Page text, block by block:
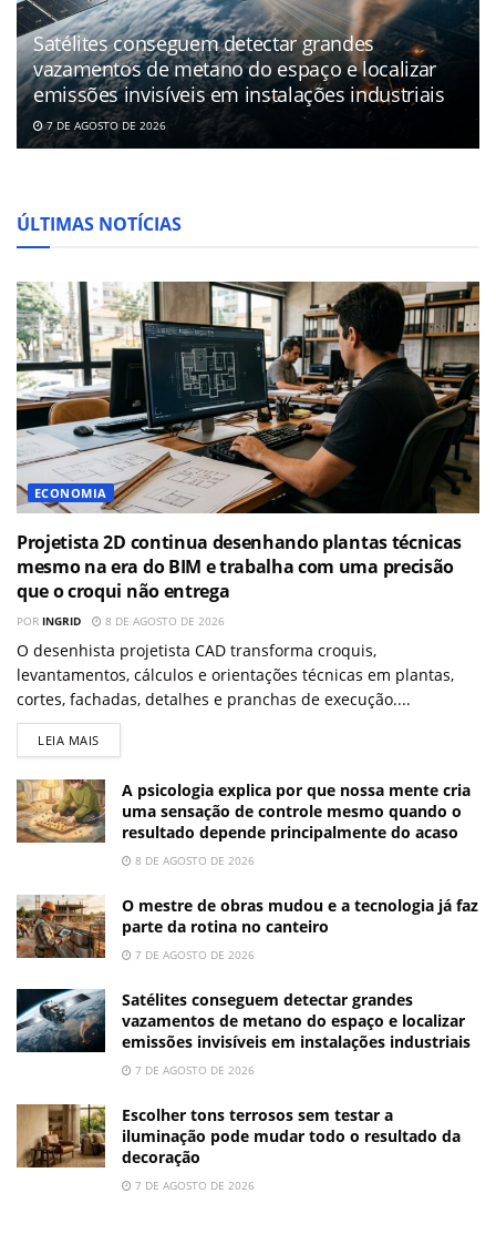
Satélites conseguem detectar grandes
vazamentos de metano do espaço e localizar
emissões invisíveis em instalações industriais
7 DE AGOSTO DE 2026
ÚLTIMAS NOTÍCIAS
ECONOMIA
Projetista 2D continua desenhando plantas técnicas
mesmo na era do BIM e trabalha com uma precisão
que o croqui não entrega
POR INGRID 8 DE AGOSTO DE 2026
O desenhista projetista CAD transforma croquis,
levantamentos, cálculos e orientações técnicas em plantas,
cortes, fachadas, detalhes e pranchas de execução....
LEIA MAIS
A psicologia explica por que nossa mente cria
uma sensação de controle mesmo quando o
resultado depende principalmente do acaso
8 DE AGOSTO DE 2026
O mestre de obras mudou e a tecnologia já faz
parte da rotina no canteiro
7 DE AGOSTO DE 2026
Satélites conseguem detectar grandes
vazamentos de metano do espaço e localizar
emissões invisíveis em instalações industriais
7 DE AGOSTO DE 2026
Escolher tons terrosos sem testar a
iluminação pode mudar todo o resultado da
decoração
7 DE AGOSTO DE 2026